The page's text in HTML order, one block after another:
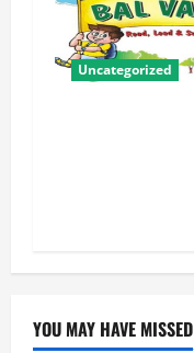
Uncategorized
YOU MAY HAVE MISSED